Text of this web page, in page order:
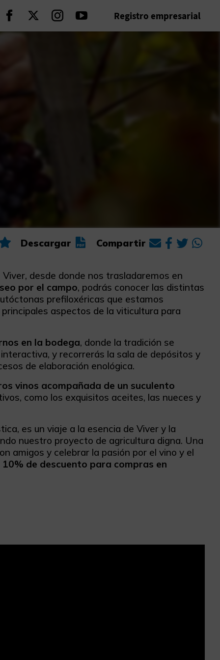
Seguir en Facebook
Seguir en Twitter
Seguir en Instagram
Seguir en Youtube
Registro empresarial
Descargar Compartir
desde donde nos trasladaremos en
por el campo, podrás conocer las distintas
prefiloxéricas que estamos
aspectos de la viticultura para
en la bodega, donde la tradición se
y recorrerás la sala de depósitos y
de elaboración enológica.
vinos acompañada de un suculento
como los exquisitos aceites, las nueces y
es un viaje a la esencia de Viver y la
nuestro proyecto de agricultura digna. Una
amigos y celebrar la pasión por el vino y el
10% de descuento para compras en